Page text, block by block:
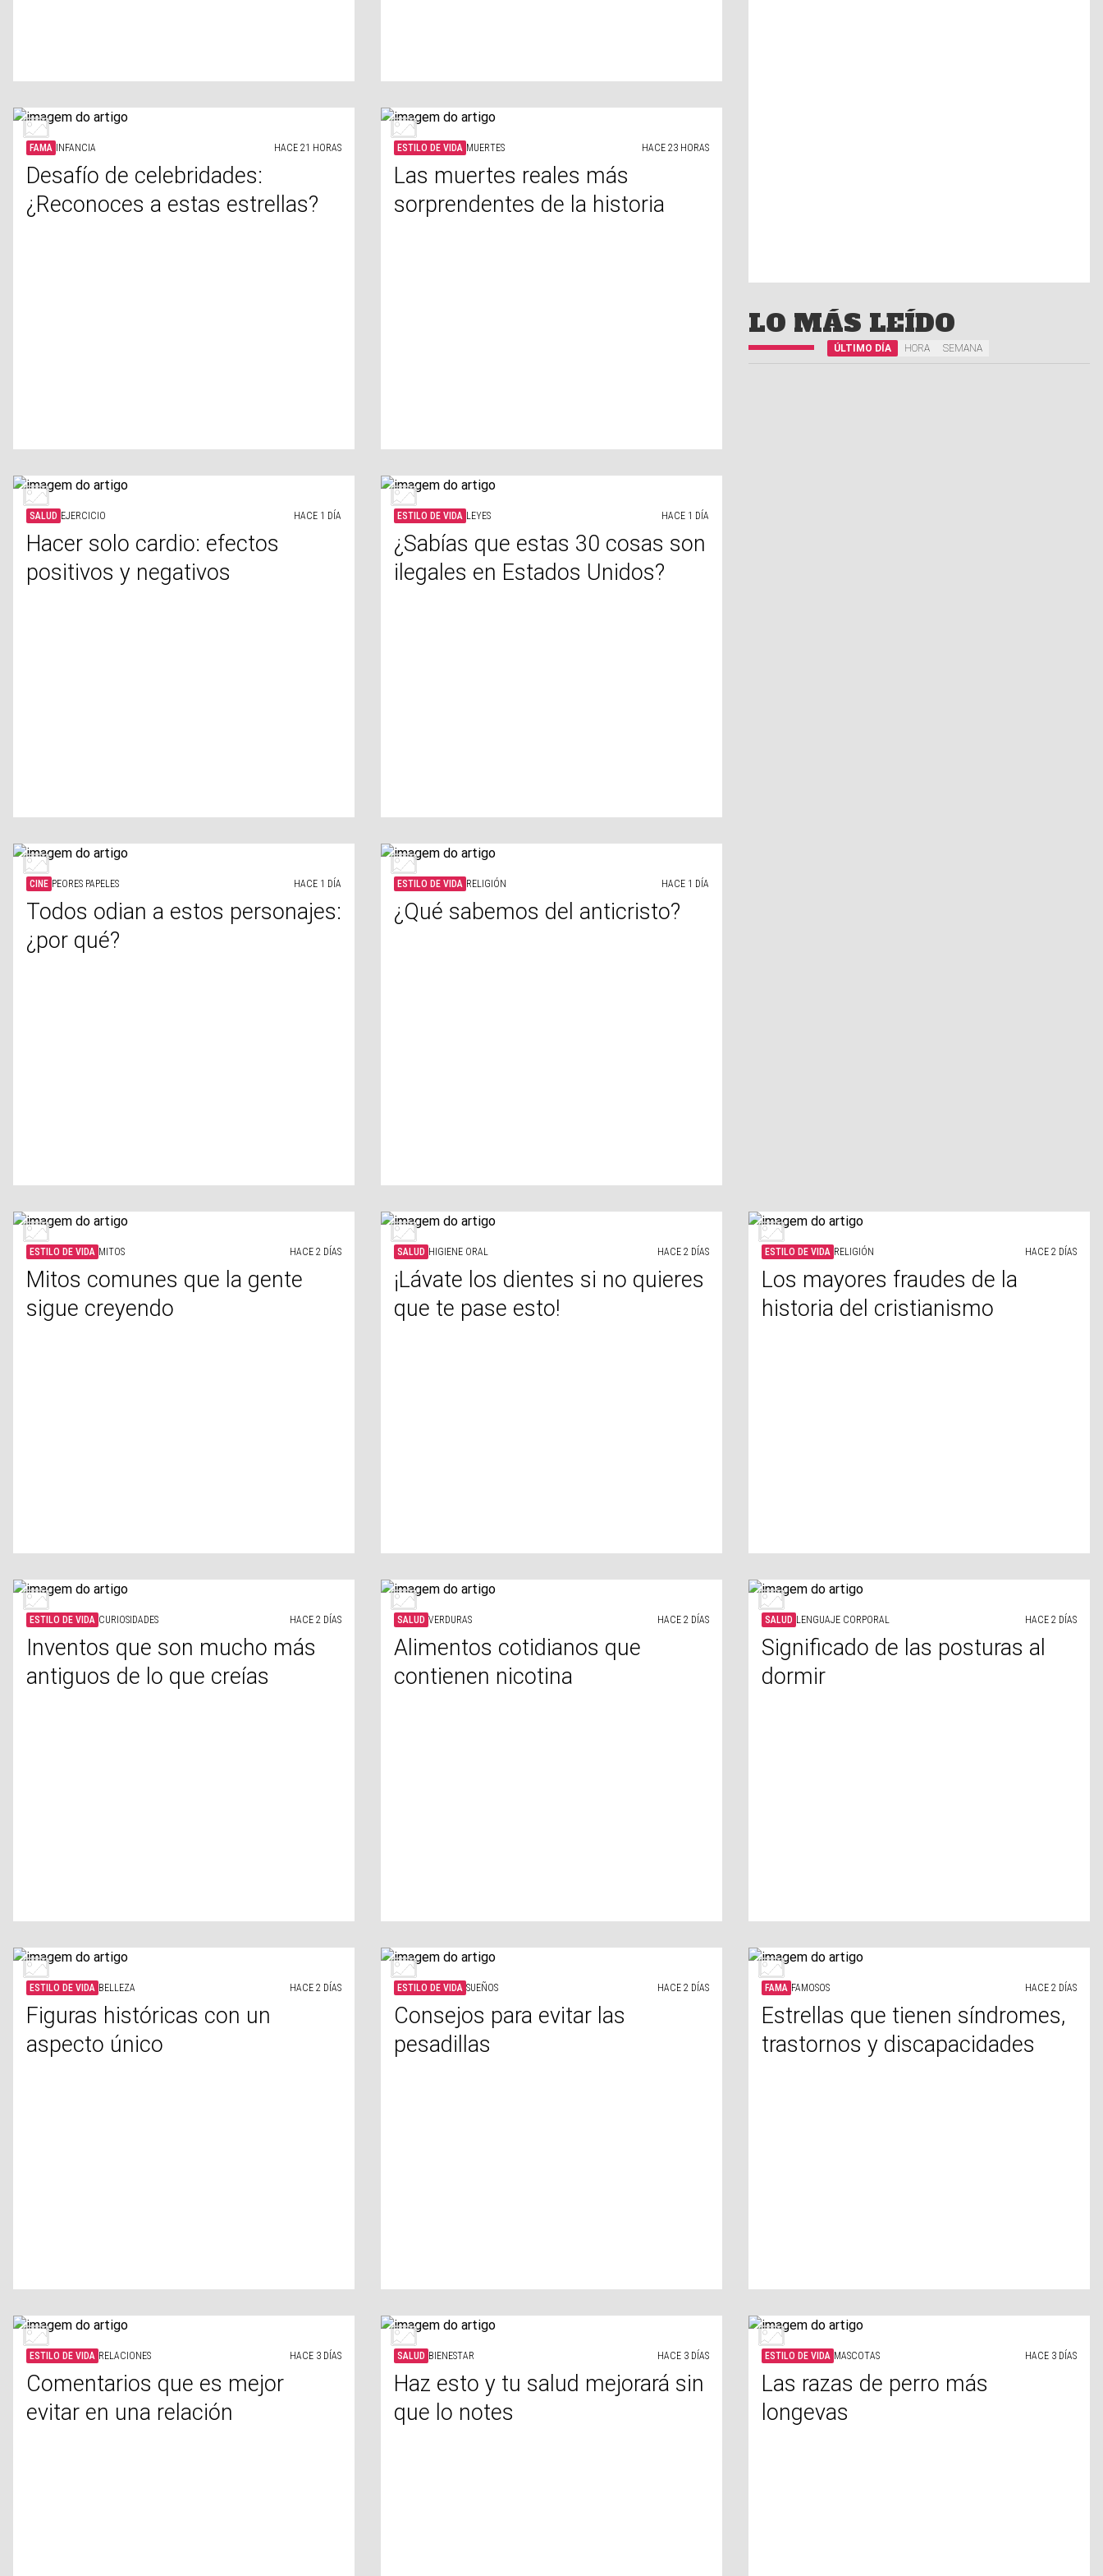
FAMA INFANCIA HACE 21 HORAS
Desafío de celebridades:
¿Reconoces a estas estrellas?
ESTILO DE VIDA MUERTES HACE 23 HORAS
Las muertes reales más
sorprendentes de la historia
SALUD EJERCICIO HACE 1 DÍA
Hacer solo cardio: efectos
positivos y negativos
ESTILO DE VIDA LEYES HACE 1 DÍA
¿Sabías que estas 30 cosas son
ilegales en Estados Unidos?
CINE PEORES PAPELES HACE 1 DÍA
Todos odian a estos personajes:
¿por qué?
ESTILO DE VIDA RELIGIÓN HACE 1 DÍA
¿Qué sabemos del anticristo?
LO MÁS LEÍDO
ÚLTIMO DÍA HORA SEMANA
ESTILO DE VIDA MITOS HACE 2 DÍAS
Mitos comunes que la gente
sigue creyendo
SALUD HIGIENE ORAL HACE 2 DÍAS
¡Lávate los dientes si no quieres
que te pase esto!
ESTILO DE VIDA RELIGIÓN HACE 2 DÍAS
Los mayores fraudes de la
historia del cristianismo
ESTILO DE VIDA CURIOSIDADES HACE 2 DÍAS
Inventos que son mucho más
antiguos de lo que creías
SALUD VERDURAS HACE 2 DÍAS
Alimentos cotidianos que
contienen nicotina
SALUD LENGUAJE CORPORAL HACE 2 DÍAS
Significado de las posturas al
dormir
ESTILO DE VIDA BELLEZA HACE 2 DÍAS
Figuras históricas con un
aspecto único
ESTILO DE VIDA SUEÑOS HACE 2 DÍAS
Consejos para evitar las
pesadillas
FAMA FAMOSOS HACE 2 DÍAS
Estrellas que tienen síndromes,
trastornos y discapacidades
ESTILO DE VIDA RELACIONES HACE 3 DÍAS
Comentarios que es mejor
evitar en una relación
SALUD BIENESTAR HACE 3 DÍAS
Haz esto y tu salud mejorará sin
que lo notes
ESTILO DE VIDA MASCOTAS HACE 3 DÍAS
Las razas de perro más
longevas